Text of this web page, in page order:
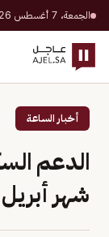
الجمعة، 7 أغسطس 2026 · 24 صفر 1448 هـ
أخبار الساعة
الدعم
شهر